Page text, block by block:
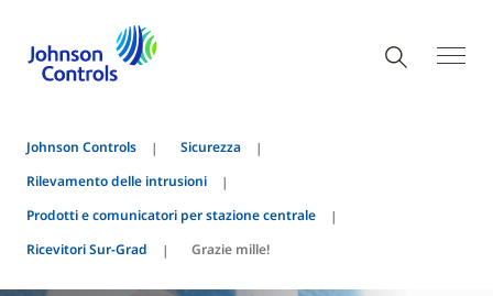
Johnson Controls
Sicurezza
Rilevamento delle intrusioni
Prodotti e comunicatori per stazione centrale
Ricevitori Sur-Grad
Grazie mille!